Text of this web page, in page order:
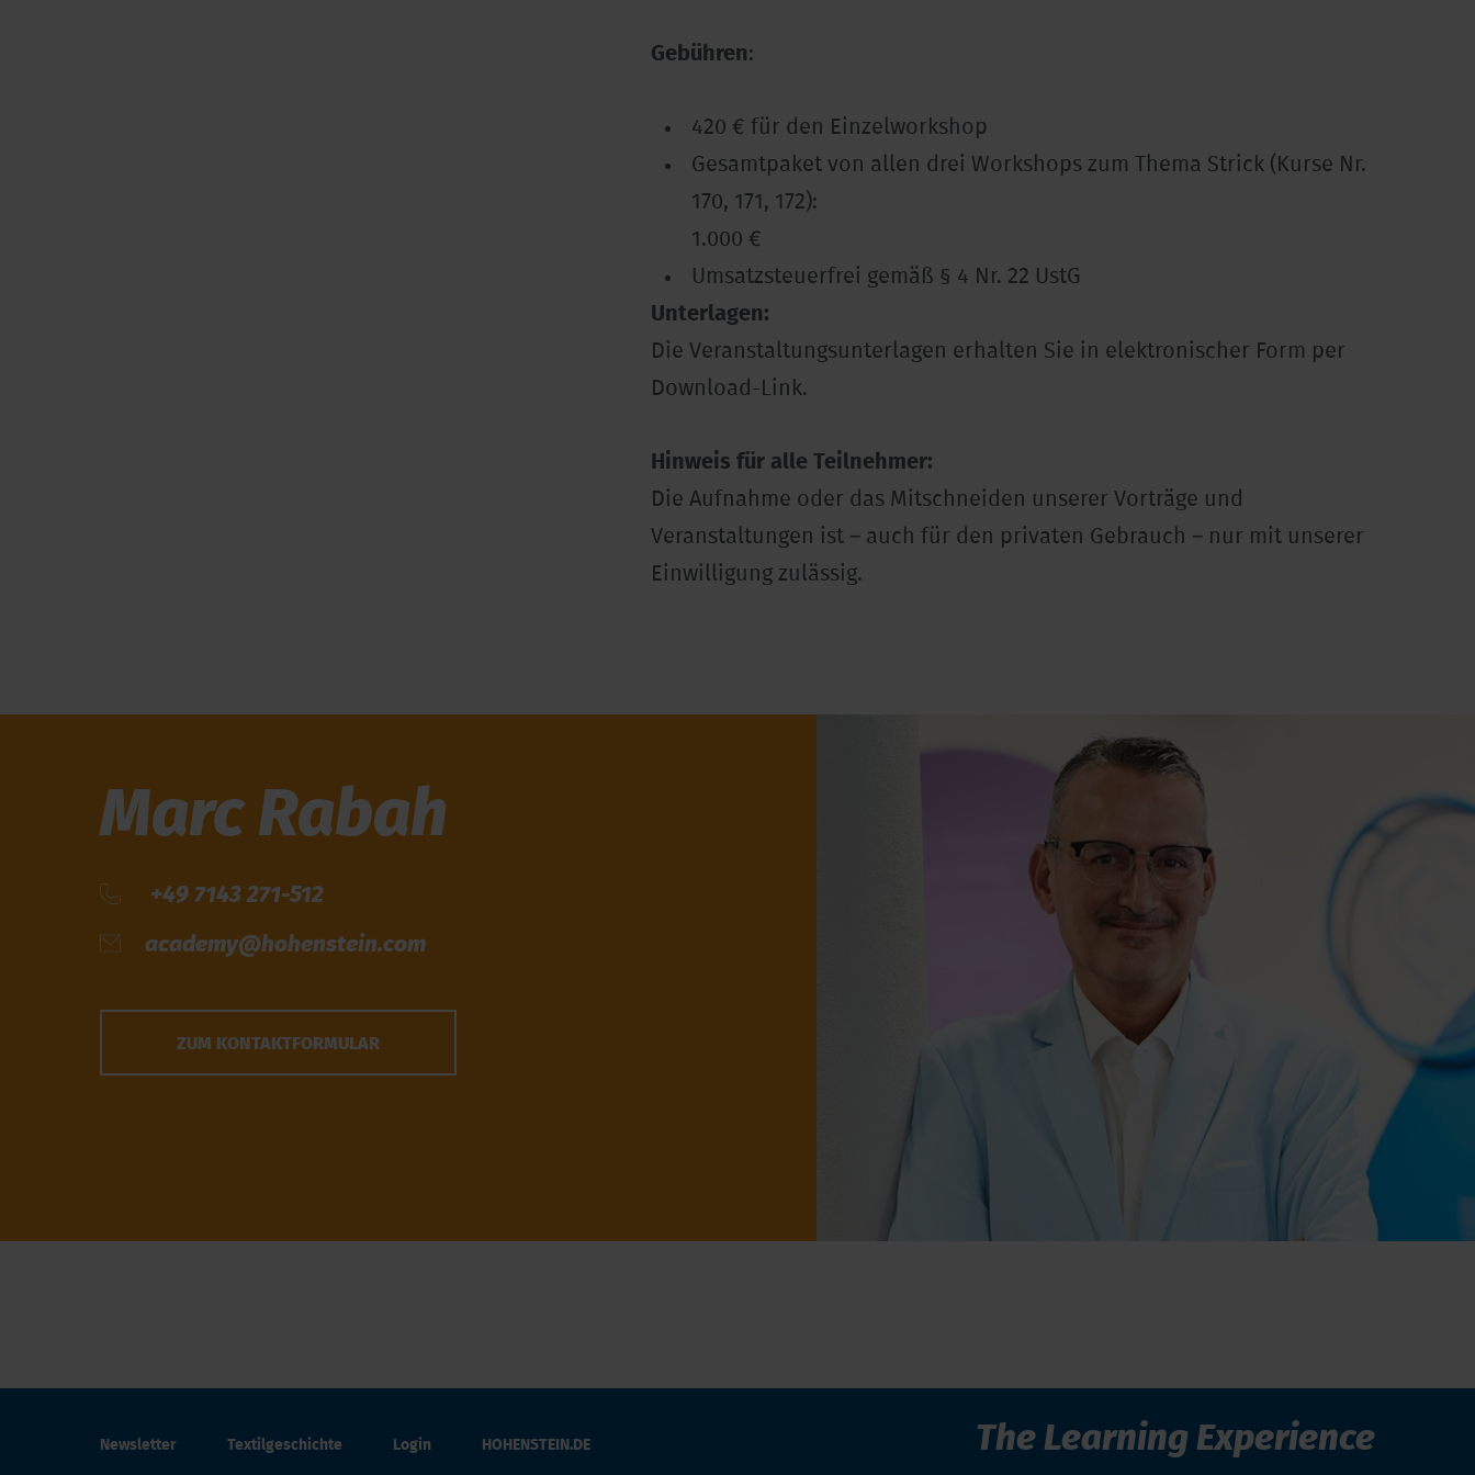
Gebühren:
420 € für den Einzelworkshop
Gesamtpaket von allen drei Workshops zum Thema Strick (Kurse Nr.
170, 171, 172):
1.000 €
Umsatzsteuerfrei gemäß § 4 Nr. 22 UstG
Unterlagen:
Die Veranstaltungsunterlagen erhalten Sie in elektronischer Form per
Download-Link.
Hinweis für alle Teilnehmer:
Die Aufnahme oder das Mitschneiden unserer Vorträge und
Veranstaltungen ist – auch für den privaten Gebrauch – nur mit unserer
Einwilligung zulässig.
Marc Rabah
+49 7143 271-512
academy@hohenstein.com
ZUM KONTAKTFORMULAR
Newsletter Textilgeschichte Login HOHENSTEIN.DE The Learning Experience